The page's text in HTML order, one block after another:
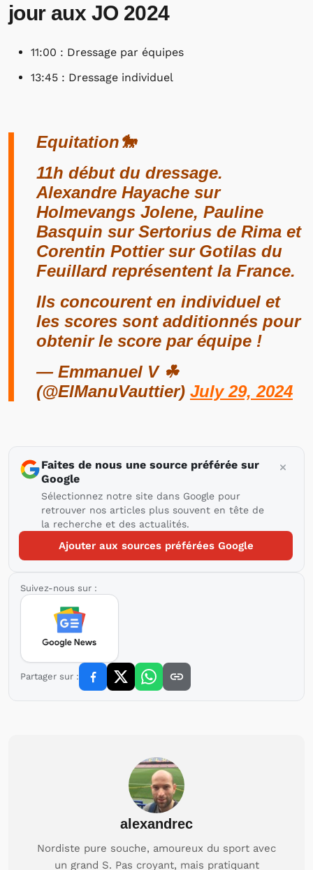
jour aux JO 2024
11:00 : Dressage par équipes
13:45 : Dressage individuel
Equitation🐎
11h début du dressage.
Alexandre Hayache sur
Holmevangs Jolene, Pauline
Basquin sur Sertorius de Rima et
Corentin Pottier sur Gotilas du
Feuillard représentent la France.
Ils concourent en individuel et
les scores sont additionnés pour
obtenir le score par équipe !
— Emmanuel V ☘
(@ElManuVauttier) July 29, 2024
Faites de nous une source préférée sur
Google
Sélectionnez notre site dans Google pour
retrouver nos articles plus souvent en tête de
la recherche et des actualités.
Ajouter aux sources préférées Google
Suivez-nous sur :
Partager sur :
alexandrec
Nordiste pure souche, amoureux du sport avec
un grand S. Pas croyant, mais pratiquant